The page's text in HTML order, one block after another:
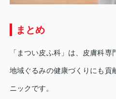
まとめ
「まつい皮ふ科」は、皮膚科専
地域ぐるみの健康づくりにも貢
ニックです。